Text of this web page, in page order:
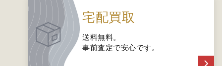
宅配買取
送料無料。
事前査定で安心です。